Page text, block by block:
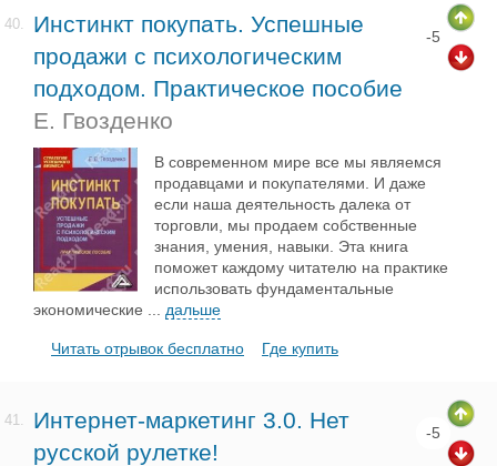
40.
Инстинкт покупать. Успешные
продажи с психологическим
подходом. Практическое пособие
Е. Гвозденко
-5
В современном мире все мы являемся
продавцами и покупателями. И даже
если наша деятельность далека от
торговли, мы продаем собственные
знания, умения, навыки. Эта книга
поможет каждому читателю на практике
использовать фундаментальные
экономические
дальше
Читать отрывок бесплатно Где купить
41.
Интернет-маркетинг 3.0. Нет
русской рулетке!
-5